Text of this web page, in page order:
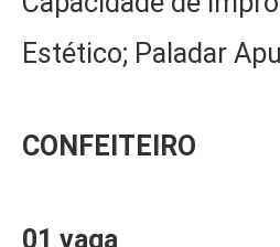
Estético; Paladar
CONFEITEIRO
01 vaga